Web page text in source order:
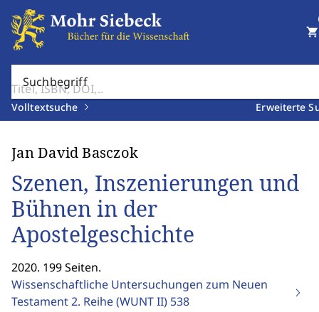
Suchbegriff
Volltextsuche Erweiterte
shopping_cart
Jan David Basczok
Szenen, Inszenierungen und
Bühnen in der
Apostelgeschichte
2020. 199 Seiten.
Wissenschaftliche Untersuchungen zum Neuen
Testament 2. Reihe (WUNT II) 538